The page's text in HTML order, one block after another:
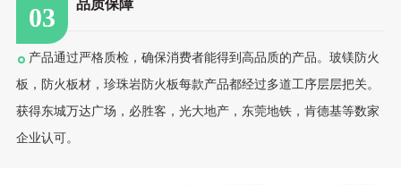
03 品质保障
产品通过严格质检，确保消费者能得到高品质的产品。玻镁防火
板，防火板材，珍珠岩防火板每款产品都经过多道工序层层把关。
获得东城万达广场，必胜客，光大地产，东莞地铁，肯德基等数家
企业认可。